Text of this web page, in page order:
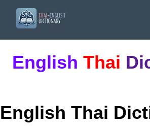
English Thai
English Thai